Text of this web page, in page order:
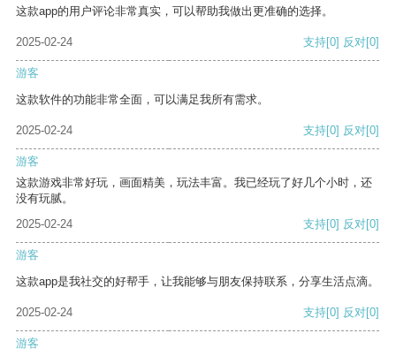
这款app的用户评论非常真实，可以帮助我做出更准确的选择。
2025-02-24 支持[0] 反对[0]
游客
这款软件的功能非常全面，可以满足我所有需求。
2025-02-24 支持[0] 反对[0]
游客
这款游戏非常好玩，画面精美，玩法丰富。我已经玩了好几个小时，还
没有玩腻。
2025-02-24
支持[0] 反对[0]
游客
这款app是我社交的好帮手，让我能够与朋友保持联系，分享生活点滴。
2025-02-24 支持[0] 反对[0]
游客